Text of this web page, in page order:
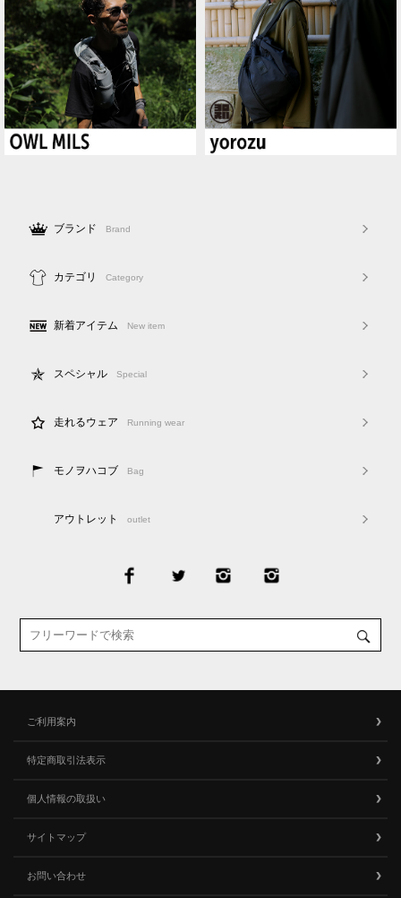
ブランド Brand
カテゴリ Category
新着アイテム New item
スペシャル Special
走れるウェア Running wear
モノヲハコブ Bag
アウトレット outlet
ご利用案内
特定商取引法表示
個人情報の取扱い
サイトマップ
お問い合わせ